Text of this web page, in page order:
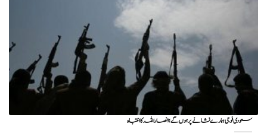
سعودی فوجی ہمارے نشانے پر ہوں گے؛ انصاراللہ کا انتباہ